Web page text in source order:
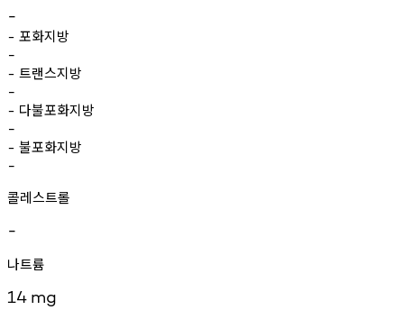
-
- 포화지방
-
- 트랜스지방
-
- 다불포화지방
-
- 불포화지방
-
콜레스트롤
-
나트륨
14 mg